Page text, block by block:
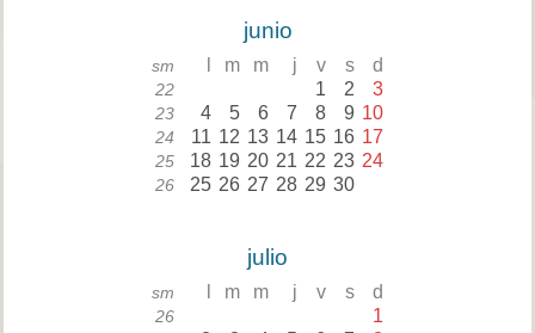
junio
sm m m j v s d
22 1 2 3
23 4 5 6 7 8 9 10
24 11 12 13 14 15 16 17
25 18 19 20 21 22 23 24
26 25 26 27 28 29 30
julio
sm m m j v s d
26 1